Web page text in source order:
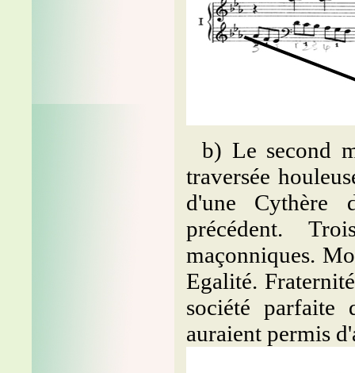
b) Le second
traversée
d'une Cythère
précédent.
maçonniques.
Egalité.
société parfaite
auraient permis